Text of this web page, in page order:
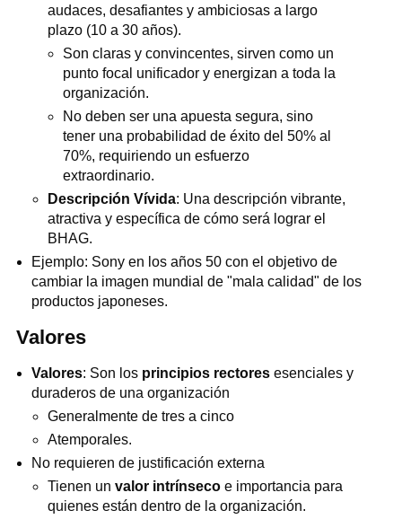
audaces, desafiantes y ambiciosas a largo
plazo (10 a 30 años).
Son claras y convincentes, sirven como un
punto focal unificador y energizan a toda la
organización.
No deben ser una apuesta segura, sino
tener una probabilidad de éxito del 50% al
70%, requiriendo un esfuerzo
extraordinario.
Descripción Vívida: Una descripción vibrante,
atractiva y específica de cómo será lograr el
BHAG.
Ejemplo: Sony en los años 50 con el objetivo de
cambiar la imagen mundial de "mala calidad" de los
productos japoneses.
Valores
Valores: Son los principios rectores esenciales y
duraderos de una organización
Generalmente de tres a cinco
Atemporales.
No requieren de justificación externa
Tienen un valor intrínsecoe importancia para
quienes están dentro de la organización.